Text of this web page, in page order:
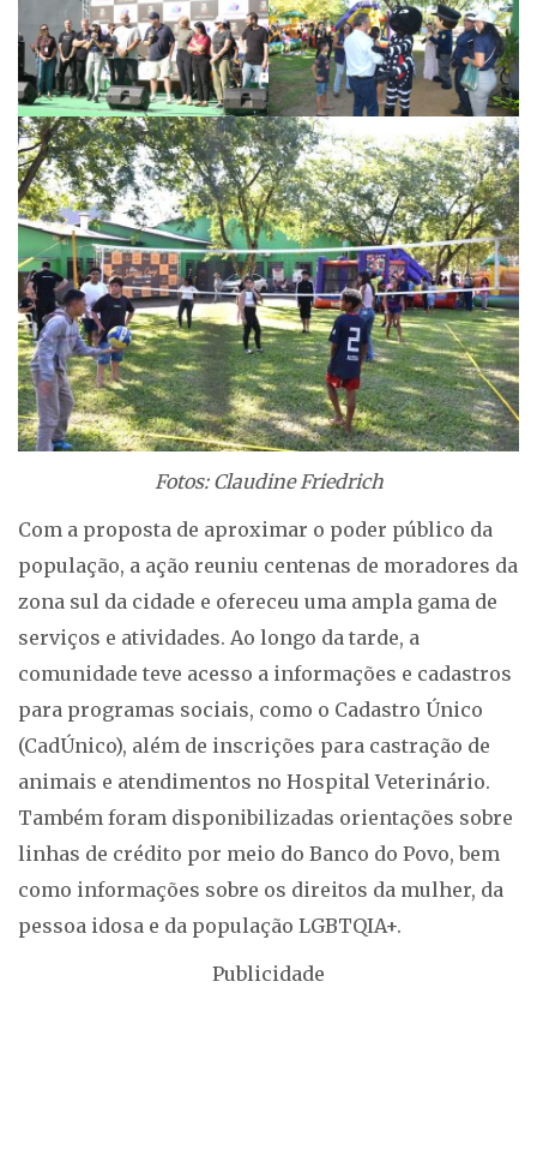
Fotos: Claudine Friedrich
Com a proposta de aproximar o poder público da
população, a ação reuniu centenas de moradores da
zona sul da cidade e ofereceu uma ampla gama de
serviços e atividades. Ao longo da tarde, a
comunidade teve acesso a informações e cadastros
para programas sociais, como o Cadastro Único
(CadÚnico), além de inscrições para castração de
animais e atendimentos no Hospital Veterinário.
Também foram disponibilizadas orientações sobre
linhas de crédito por meio do Banco do Povo, bem
como informações sobre os direitos da mulher, da
pessoa idosa e da população LGBTQIA+.
Publicidade